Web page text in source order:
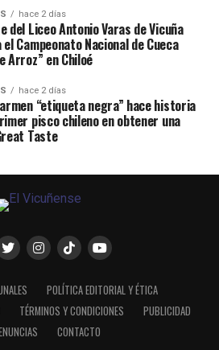
hace 2 días
del Liceo Antonio Varas de Vicuña
Campeonato Nacional de Cueca
Arroz” en Chiloé
hace 2 días
“etiqueta negra” hace historia
pisco chileno en obtener una
Taste
POLÍTICA EDITORIAL Y ÉTICA
TÉRMINOS Y CONDICIONES
PUBLICIDAD
CONTACTO